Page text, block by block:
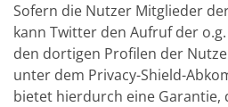
Sofern die Nutzer Mitglieder
kann Twitter den Aufruf der
den dortigen Profilen der
unter dem Privacy-Shield-
bietet hierdurch eine Garantie,